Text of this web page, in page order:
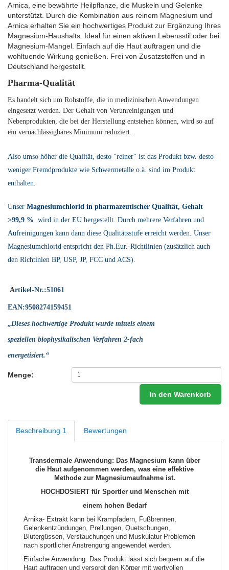
Arnica, eine bewährte Heilpflanze, die Muskeln und Gelenke
unterstützt. Durch die Kombination aus reinem Magnesium und
Arnica erhalten Sie ein hochwertiges Produkt zur Ergänzung Ihres
Magnesium-Haushalts. Ideal für einen aktiven Lebensstil oder bei
Magnesium-Mangel. Einfach auf die Haut auftragen und die
wohltuende Wirkung genießen. Frei von Zusatzstoffen und in
Deutschland hergestellt.
Pharma-Qualität
Es handelt sich um Rohstoffe, die in medizinischen Anwendungen
eingesetzt werden. Der Gehalt von Verunreinigungen und
Nebenprodukten, die bei der Herstellung entstehen können, wird so auf
ein vernachlässigbares Minimum reduziert.
Also umso höher die Qualität, desto "reiner" ist das Produkt bzw. desto
weniger Fremdprodukte wie Schwermetalle o.ä. sind im Produkt
enthalten.
Unser Magnesiumchlorid in pharmazeutischer Qualität, Gehalt
>99,9 % wird in der EU hergestellt. Durch mehrere Verfahren und
Aufreinigungen kann dann diese Qualitätsstufe erreicht werden. Unser
Magnesiumchlorid entspricht den Ph.Eur.-Richtlinien (zusätzlich auch
den Richtinien BP, USP, JP, FCC und ACS).
Artikel-Nr.:51061
EAN:9508274159451
„Dieses hochwertige Produkt wurde mittels einem
speziellen biophysikalischen Verfahren 2-fach
energetisiert.“
Menge:
In den Warenkorb
Beschreibung 1 Bewertungen
Transdermale Anwendung: Das Magnesium kann über
die Haut aufgenommen werden, was eine effektive
Methode zur Magnesiumaufnahme ist.
HOCHDOSIERT für Sportler und Menschen mit
einem hohen Bedarf
Arnika- Extrakt kann bei Krampfadern, Fußbrennen,
Gelenkentzündungen, Prellungen, Quetschungen,
Blutergüssen, Verstauchungen und Muskulatur Problemen
nach sportlicher Anstrengung angewendet werden.
Einfache Anwendung: Das Produkt lässt sich bequem auf die
Haut auftragen und versorgt den Körper mit wertvollen